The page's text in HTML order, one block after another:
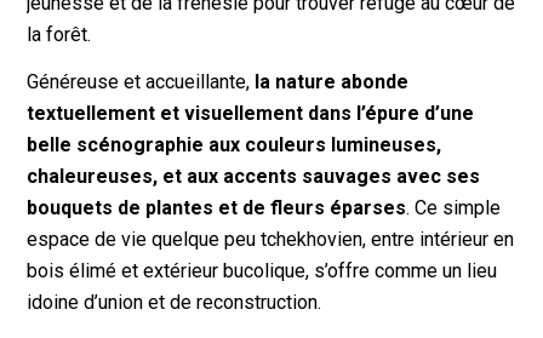
la forêt.
Généreuse et accueillante, la nature abonde
textuellement et visuellement dans l’épure d’une
belle scénographie aux couleurs lumineuses,
chaleureuses, et aux accents sauvages avec ses
bouquets de plantes et de fleurs éparses. Ce simple
espace de vie quelque peu tchekhovien, entre intérieur en
bois élimé et extérieur bucolique, s’offre comme un lieu
idoine d’union et de reconstruction.